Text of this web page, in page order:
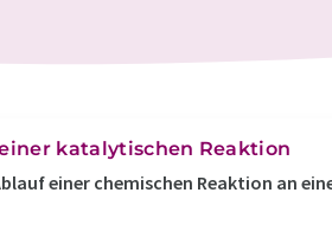
katalytischen Reaktion
einer chemischen Reaktion an